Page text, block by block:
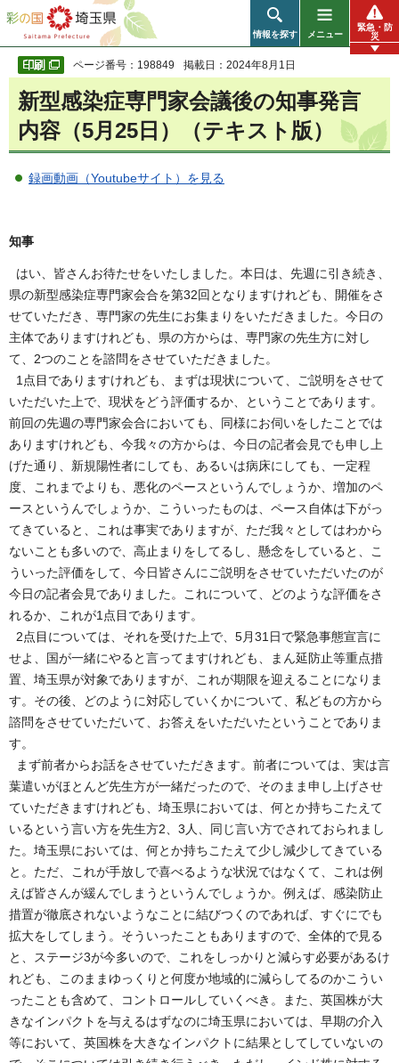
彩の国 埼玉県
情報を探す メニュー
緊急・防
災
ページ番号：198849 掲載日：2024年8月1日
新型感染症専門家会議後の知事発言
内容（5月25日）（テキスト版）
録画動画（Youtubeサイト）を見る
知事
はい、皆さんお待たせをいたしました。本日は、先週に引き続き、
県の新型感染症専門家会合を第32回となりますけれども、開催をさ
せていただき、専門家の先生にお集まりをいただきました。今日の
主体でありますけれども、県の方からは、専門家の先生方に対し
て、2つのことを諮問をさせていただきました。
1点目でありますけれども、まずは現状について、ご説明をさせて
いただいた上で、現状をどう評価するか、ということであります。
前回の先週の専門家会合においても、同様にお伺いをしたことでは
ありますけれども、今我々の方からは、今日の記者会見でも申し上
げた通り、新規陽性者にしても、あるいは病床にしても、一定程
度、これまでよりも、悪化のペースというんでしょうか、増加のペ
ースというんでしょうか、こういったものは、ペース自体は下がっ
てきていると、これは事実でありますが、ただ我々としてはわから
ないことも多いので、高止まりをしてるし、懸念をしていると、こ
ういった評価をして、今日皆さんにご説明をさせていただいたのが
今日の記者会見でありました。これについて、どのような評価をさ
れるか、これが1点目であります。
2点目については、それを受けた上で、5月31日で緊急事態宣言に
せよ、国が一緒にやると言ってますけれども、まん延防止等重点措
置、埼玉県が対象でありますが、これが期限を迎えることになりま
す。その後、どのように対応していくかについて、私どもの方から
諮問をさせていただいて、お答えをいただいたということでありま
す。
まず前者からお話をさせていただきます。前者については、実は言
葉遣いがほとんど先生方が一緒だったので、そのまま申し上げさせ
ていただきますけれども、埼玉県においては、何とか持ちこたえて
いるという言い方を先生方2、3人、同じ言い方でされておられまし
た。埼玉県においては、何とか持ちこたえて少し減少してきている
と。ただ、これが手放しで喜べるような状況ではなくて、これは例
えば皆さんが緩んでしまうというんでしょうか。例えば、感染防止
措置が徹底されないようなことに結びつくのであれば、すぐにでも
拡大をしてしまう。そういったこともありますので、全体的で見る
と、ステージ3が今多いので、これをしっかりと減らす必要があるけ
れども、このままゆっくりと何度か地域的に減らしてるのかこうい
ったことも含めて、コントロールしていくべき。また、英国株が大
きなインパクトを与えるはずなのに埼玉県においては、早期の介入
等において、英国株を大きなインパクトに結果としてしていないの